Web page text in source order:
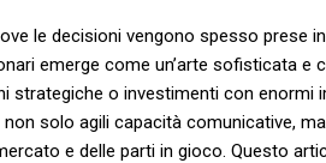
‍le decisioni ⁣vengono spesso prese
emerge‌ come un’arte sofisticata e
strategiche o investimenti ⁢con enormi
solo agili ‌capacità comunicative,
e delle⁤ parti in ​gioco. Questo